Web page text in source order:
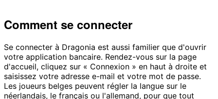
Comment se connecter
Se connecter à Dragonia est aussi familier que d'ouvrir
votre application bancaire. Rendez-vous sur la page
d'accueil, cliquez sur « Connexion » en haut à droite et
saisissez votre adresse e-mail et votre mot de passe.
Les joueurs belges peuvent régler la langue sur le
néerlandais, le français ou l'allemand, pour que tout